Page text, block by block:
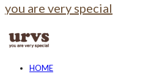
you are very special
HOME